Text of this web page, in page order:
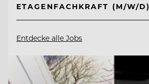
ETAGENFACHKRAFT (M/W/D)
Entdecke alle Jobs